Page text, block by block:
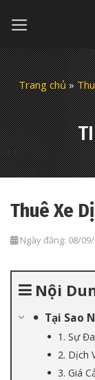
Trang chủ»
Thuê Xe
Ngày đăng: 08/
Nội
Tại Sao
1. Sự
2. Dịch
3. Giá